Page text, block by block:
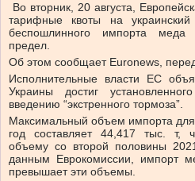
Во вторник, 20 августа,
тарифные квоты на
беспошлинного импорта меда
предел.
Об этом сообщает Euronews,
Исполнительные власти ЕС
Украины достиг
введению “экстренного тормоза”.
Максимальный объем импорта для
год составляет 44,417 тыс. т,
объему со второй половины
данным Еврокомиссии, импорт
превышает эти объемы.